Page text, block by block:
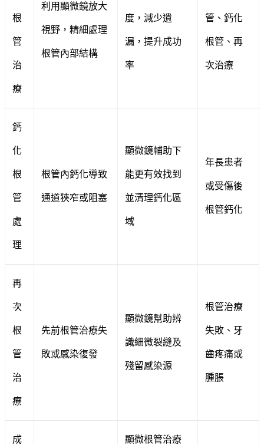
根
管
治
療
利用顯微鏡放大
視野，精細處理
根管內部結構
度，減少遺
漏，提升成功
率
管、鈣化
根管、再
次治療
鈣
化
根
管
處
理
根管內鈣化導致
通道狹窄或阻塞
顯微鏡輔助下
能更有效找到
並清理鈣化區
域
年長患者
或受傷後
根管鈣化
再
次
根
管
治
療
先前根管治療失
敗或感染復發
顯微鏡幫助辨
識細微裂縫及
殘留感染源
根管治療
失敗、牙
齒疼痛或
腫脹
成 顯微根管治療